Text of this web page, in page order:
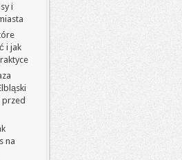
i
i jak
na